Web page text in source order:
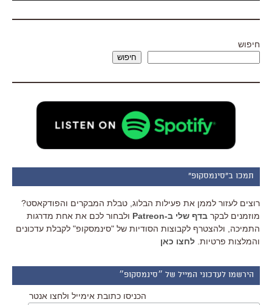
חיפוש
חיפוש
תמכו ב"סינמסקופ"
רוצים לעזור לממן את פעילות הבלוג, טבלת המבקרים והפודקאסט?
מוזמנים לבקר בדף שלי ב-Patreon
ולבחור לכם את אחת מדרגות
התמיכה, ולהצטרף לקבוצות הסודיות של "סינמסקופ" לקבלת עדכונים
והמלצות פרטיות. לחצו כאן
הירשמו לעדכוני המייל של ״סינמסקופ״
הכניסו כתובת אימייל ולחצו אנטר